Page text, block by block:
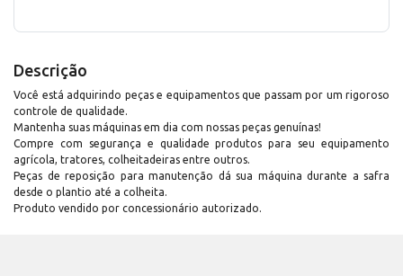
Descrição
Você está adquirindo peças e equipamentos que passam por um rigoroso
controle de qualidade.
Mantenha suas máquinas em dia com nossas peças genuínas!
Compre com segurança e qualidade produtos para seu equipamento
agrícola, tratores, colheitadeiras entre outros.
Peças de reposição para manutenção dá sua máquina durante a safra
desde o plantio até a colheita.
Produto vendido por concessionário autorizado.